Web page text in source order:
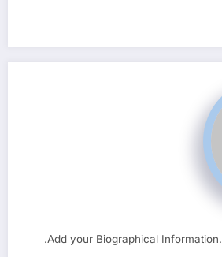
Add your Biographical Information.